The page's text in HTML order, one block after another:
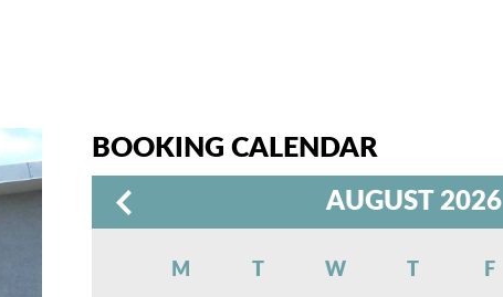
BOOKING CALENDAR
AUGUST 2026
M W F